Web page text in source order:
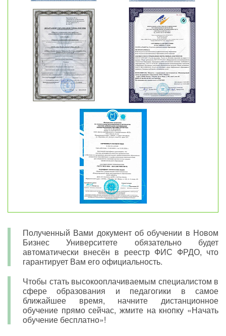
Полученный Вами документ об обучении в Новом
Бизнес Университете обязательно будет
автоматически внесён в реестр ФИС ФРДО, что
гарантирует Вам его официальность.
Чтобы стать высокооплачиваемым специалистом в
сфере образования и педагогики в самое
ближайшее время, начните дистанционное
обучение прямо сейчас, жмите на кнопку «Начать
обучение бесплатно»!